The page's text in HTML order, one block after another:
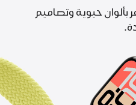
بألوان حيوية وتصاميم